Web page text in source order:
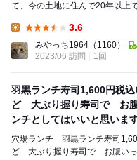
て、今の土地に住んで20年以上
3.6
みやっち1964 （1160）
2023/06 訪問
1回
羽黒ランチ寿司1,600円税
ど 大ぶり握り寿司で お
ンチとしてはいいと思い
いいね
穴場ランチ 羽黒ランチ寿司1,600円税
ど 大ぶり握り寿司で お腹い